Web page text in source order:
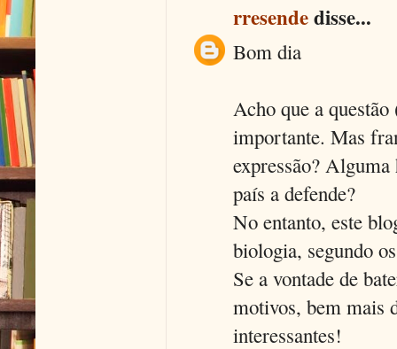
rresendedisse...
Bom dia
Acho que a
importante. Mas
expressão?
país a defende?
No entanto, este
biologia, segundo
Se a vontade de
motivos, bem mais
interessantes!